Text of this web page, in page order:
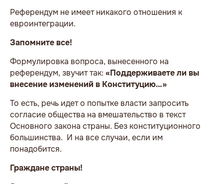
Референдум не имеет никакого отношения к
евроинтеграции.
Запомните все!
Формулировка вопроса, вынесенного на
референдум, звучит так: «Поддерживаете ли вы
внесение изменений в Конституцию…»
То есть, речь идет о попытке власти запросить
согласие общества на вмешательство в текст
Основного закона страны. Без конституционного
большинства. И на все случаи, если им
понадобится.
Граждане страны!